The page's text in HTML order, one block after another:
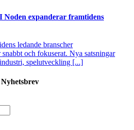
Noden expanderar framtidens
ledande branscher
och fokuserat. Nya satsningar
spelutveckling [...]